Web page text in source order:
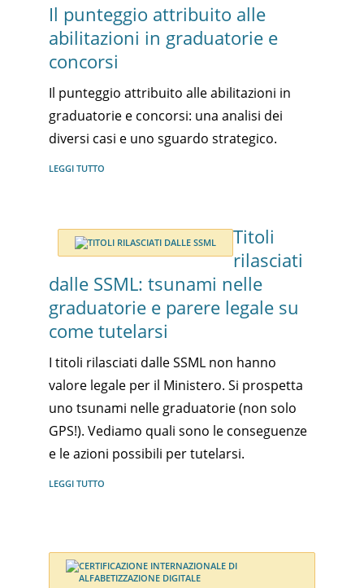
Il punteggio attribuito alle
abilitazioni in graduatorie e
concorsi
Il punteggio attribuito alle abilitazioni in
graduatorie e concorsi: una analisi dei
diversi casi e uno sguardo strategico.
LEGGI TUTTO
Titoli
rilasciati
dalle SSML: tsunami nelle
graduatorie e parere legale su
come tutelarsi
I titoli rilasciati dalle SSML non hanno
valore legale per il Ministero. Si prospetta
uno tsunami nelle graduatorie (non solo
GPS!). Vediamo quali sono le conseguenze
e le azioni possibili per tutelarsi.
LEGGI TUTTO